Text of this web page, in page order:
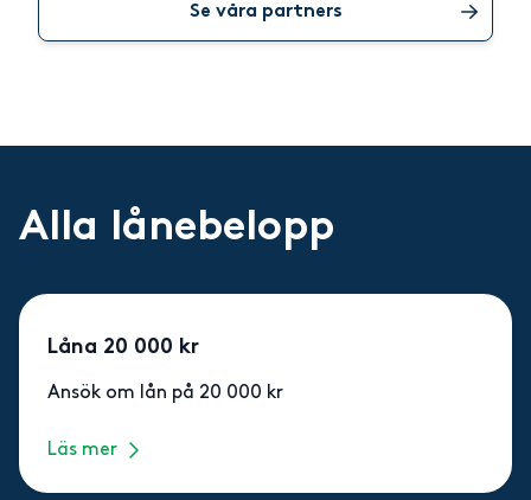
Se våra partners
Alla lånebelopp
Låna 20 000 kr
Ansök om lån på 20 000 kr
Läs mer